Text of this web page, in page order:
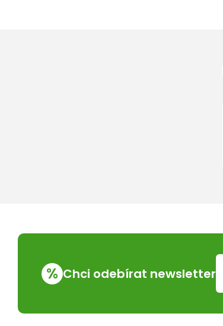
% Chci odebírat newsletter